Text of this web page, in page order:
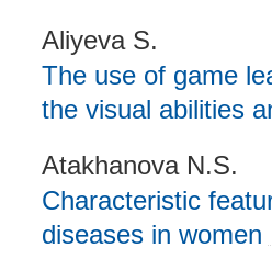
Aliyeva S.
The use of game
the visual abilities
Atakhanova N.S.
Characteristic
diseases in women